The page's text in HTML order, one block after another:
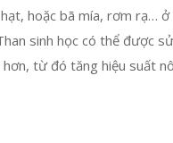
hoặc bã mía, rơm rạ…
sinh học có thể được
từ đó tăng hiệu suất